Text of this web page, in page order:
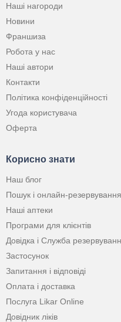
Наші нагороди
Новини
Франшиза
Робота у нас
Наші автори
Контакти
Політика конфіденційності
Угода користувача
Оферта
Корисно знати
Наш блог
Пошук і онлайн-резервування
Наші аптеки
Програми для клієнтів
Довідка і Служба
Застосунок
Запитання і відповіді
Оплата і доставка
Послуга Likar Online
Довідник ліків